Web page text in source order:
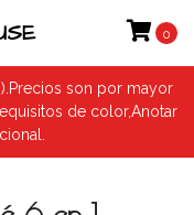
son por mayor
de color,Anotar
0